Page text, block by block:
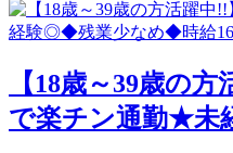
【18歳～39歳の
で楽チン通勤★